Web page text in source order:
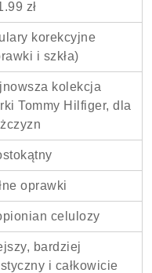
zł
korekcyjne
i szkła)
kolekcja
Tommy Hilfiger, dla
oprawki
celulozy
bardziej
i całkowicie